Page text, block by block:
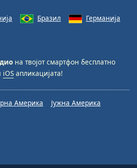
Бразил
Германија
на твојот смартфон бесплатно
iOS апликацијата!
Америка
Јужна Америка